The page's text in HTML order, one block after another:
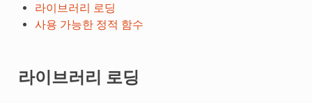
라이브러리 로딩
사용 가능한 정적 함수
라이브러리 로딩